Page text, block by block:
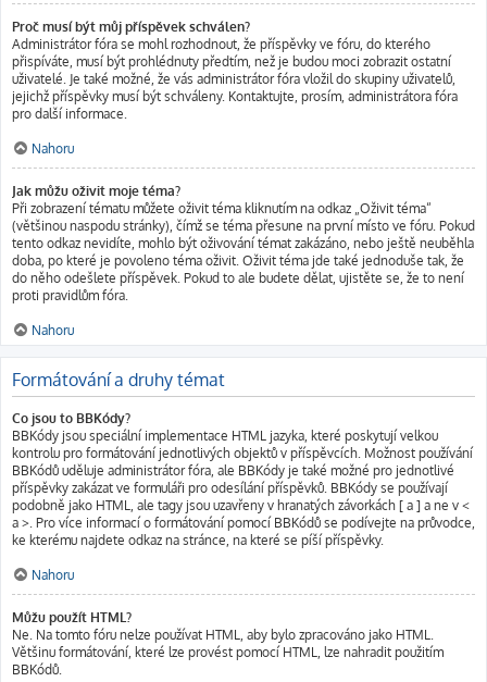
Proč musí být můj příspěvek schválen?
Administrátor fóra se mohl rozhodnout, že příspěvky ve fóru, do kterého
přispíváte, musí být prohlédnuty předtím, než je budou moci zobrazit ostatní
uživatelé. Je také možné, že vás administrátor fóra vložil do skupiny uživatelů,
jejichž příspěvky musí být schváleny. Kontaktujte, prosím, administrátora fóra
pro další informace.
Nahoru
Jak můžu oživit moje téma?
Při zobrazení tématu můžete oživit téma kliknutím na odkaz „Oživit téma“
(většinou naspodu stránky), čímž se téma přesune na první místo ve fóru. Pokud
tento odkaz nevidíte, mohlo být oživování témat zakázáno, nebo ještě neuběhla
doba, po které je povoleno téma oživit. Oživit téma jde také jednoduše tak, že
do něho odešlete příspěvek. Pokud to ale budete dělat, ujistěte se, že to není
proti pravidlům fóra.
Nahoru
Formátování a druhy témat
Co jsou to BBKódy?
BBKódy jsou speciální implementace HTML jazyka, které poskytují velkou
kontrolu pro formátování jednotlivých objektů v příspěvcích. Možnost používání
BBKódů uděluje administrátor fóra, ale BBKódy je také možné pro jednotlivé
příspěvky zakázat ve formuláři pro odesílání příspěvků. BBKódy se používají
podobně jako HTML, ale tagy jsou uzavřeny v hranatých závorkách [ a ] a ne v <
a >. Pro více informací o formátování pomocí BBKódů se podívejte na průvodce,
ke kterému najdete odkaz na stránce, na které se píší příspěvky.
Nahoru
Můžu použít HTML?
Ne. Na tomto fóru nelze používat HTML, aby bylo zpracováno jako HTML.
Většinu formátování, které lze provést pomocí HTML, lze nahradit použitím
BBKódů.